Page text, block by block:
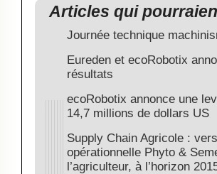
Articles qui
Journée technique
Eureden et ecoRobotix
résultats
ecoRobotix annonce une
14,7 millions de dollars US
Supply Chain Agricole :
opérationnelle Phyto &
l’agriculteur, à l’horizon